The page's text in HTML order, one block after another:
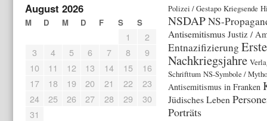
August 2026
M D M D F S S
1
2
3
4 5 6 7 8
9
10
11 12 13 14 15
16
17
18 19 20 21 22
23
24
25 26 27 28 29
30
31
Polizei / Gestapo Kriegsende
NSDAPNS-
Antisemitismus Justiz /
Entnazifizierung Erste
Nachkriegsjahre
Schrifttum NS-Symbole /
Antisemitismus in Franken
Jüdisches Leben
Porträts